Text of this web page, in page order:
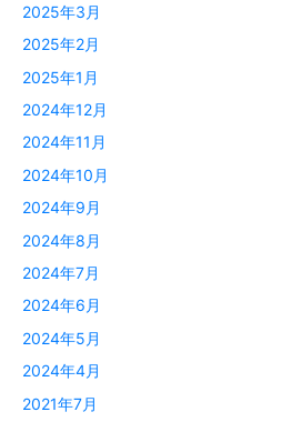
2025年3月
2025年2月
2025年1月
2024年12月
2024年11月
2024年10月
2024年9月
2024年8月
2024年7月
2024年6月
2024年5月
2024年4月
2021年7月